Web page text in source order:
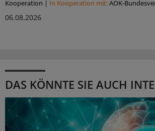
Kooperation | In Kooperation mit:AOK-
06.08.2026
DAS KÖNNTE SIE AUCH